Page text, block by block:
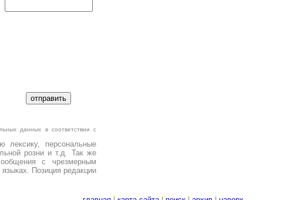
данных в соответствии с
лексику, персональные
розни и т.д. Так же
с чрезмерным
Позиция редакции